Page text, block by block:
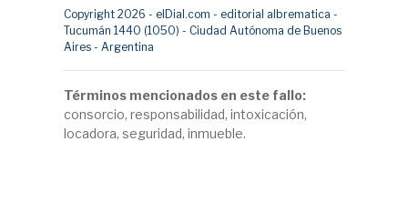
Copyright 2026 - elDial.com - editorial albrematica -
Tucumán 1440 (1050) - Ciudad Autónoma de Buenos
Aires - Argentina
Términos mencionados en este fallo:
consorcio, responsabilidad, intoxicación,
locadora, seguridad, inmueble.